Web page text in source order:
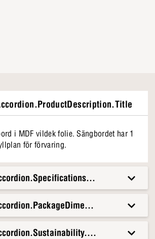
i MDF vildek folie. Sängbordet har 1
för förvaring.